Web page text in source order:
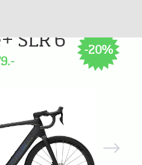
SLR 6
-20%